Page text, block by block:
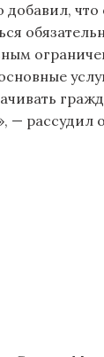
добавил,
— рассудил